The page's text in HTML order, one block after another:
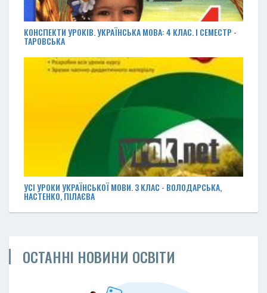
КОНСПЕКТИ УРОКІВ. УКРАЇНСЬКА МОВА: 4 КЛАС. І СЕМЕСТР -
ТАРОВСЬКА
УСІ УРОКИ УКРАЇНСЬКОЇ МОВИ. З КЛАС - ВОЛОДАРСЬКА,
НАСТЕНКО, ПІЛАЄВА
ОСТАННІ НОВИНИ ОСВІТИ